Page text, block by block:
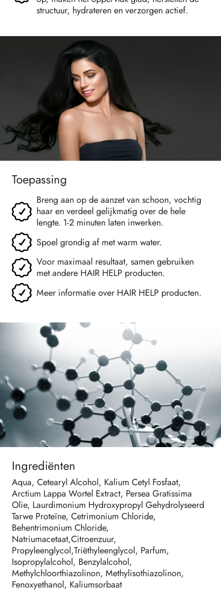
structuur, hydrateren en verzorgen actief.
Toepassing
Breng aan op de aanzet van schoon, vochtig
haar en verdeel gelijkmatig over de hele
lengte. 1-2 minuten laten inwerken.
Spoel grondig af met warm water.
Voor maximaal resultaat, samen gebruiken
met andere HAIR HELP producten.
Meer informatie over HAIR HELP producten.
Ingrediënten
Aqua, Cetearyl Alcohol, Kalium Cetyl Fosfaat,
Arctium Lappa Wortel Extract, Persea Gratissima
Olie, Laurdimonium Hydroxypropyl Gehydrolyseerd
Tarwe Proteïne, Cetrimonium Chloride,
Behentrimonium Chloride,
Natriumacetaat,Citroenzuur,
Propyleenglycol,Triëthyleenglycol, Parfum,
Isopropylalcohol, Benzylalcohol,
Methylchloorthiazolinon, Methylisothiazolinon,
Fenoxyethanol, Kaliumsorbaat